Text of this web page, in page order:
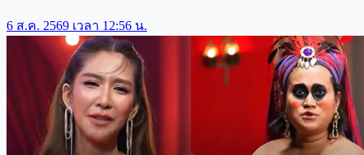
6 ส.ค. 2569 เวลา 12:56 น.